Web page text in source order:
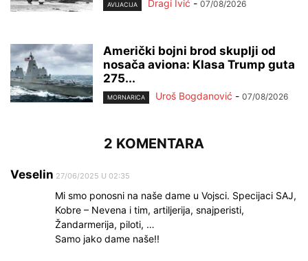
AVIJACIJA Dragi Ivić - 07/08/2026
Američki bojni brod skuplji od
nosača aviona: Klasa Trump guta
275...
MORNARICA Uroš Bogdanović - 07/08/2026
2 KOMENTARA
Veselin 27/06/2025 U 02:35
Mi smo ponosni na naše dame u Vojsci. Specijaci SAJ,
Kobre – Nevena i tim, artiljerija, snajperisti,
Žandarmerija, piloti, …
Samo jako dame naše!!